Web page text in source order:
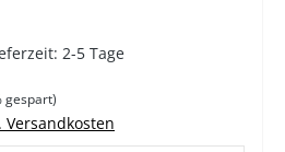
2-5 Tage
gespart)
Versandkosten